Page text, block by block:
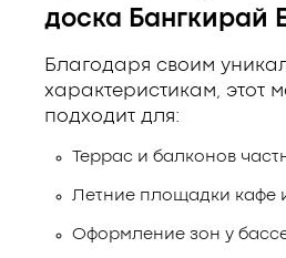
доска Бангкирай
Благодаря своим
характеристикам, этот
подходит для:
Террас и балконов
Летние площадки кафе
Оформление зон у